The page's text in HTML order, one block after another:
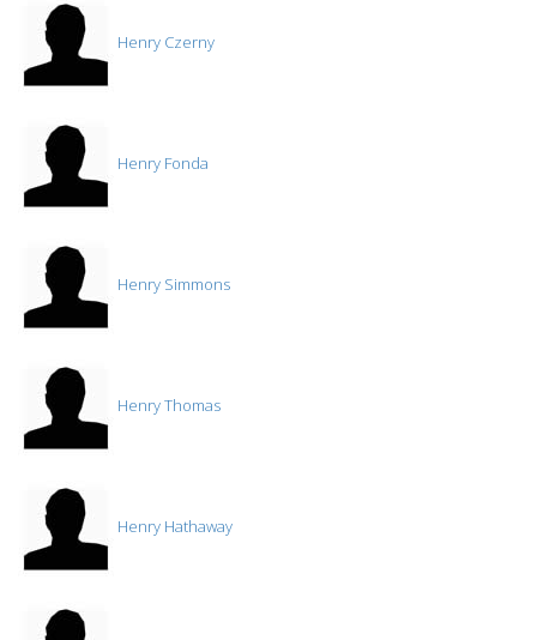
Henry Czerny
Henry Fonda
Henry Simmons
Henry Thomas
Henry Hathaway